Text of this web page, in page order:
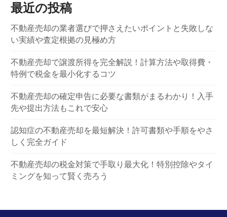
最近の投稿
不動産売却の業者選びで押さえたいポイントと失敗しな
い実績や査定根拠の見極め方
不動産売却で譲渡所得を完全解説！計算方法や取得費・
特例で税金を最小化するコツ
不動産売却の確定申告に必要な書類がまるわかり！入手
先や提出方法もこれで安心
認知症の不動産売却を最短解決！許可書類や手順をやさ
しく完全ガイド
不動産売却の税金対策で手取り最大化！特別控除やタイ
ミングを知って賢く売ろう